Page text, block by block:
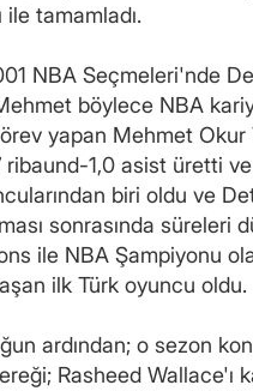
ile tamamladı.
NBA Seçmeleri'nde
böylece NBA
yapan Mehmet Okur
ribaund-1,0 asist üretti
biri oldu ve
sonrasında
ile NBA Şampiyonu
ilk Türk oyuncu oldu.
ardından; o sezon
Rasheed